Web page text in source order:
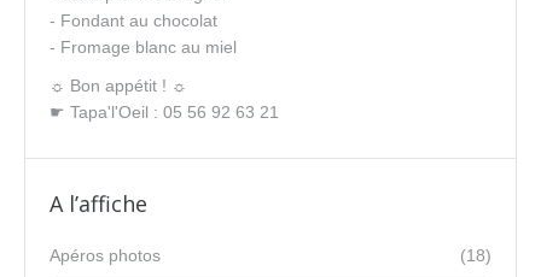
- Fondant au chocolat
- Fromage blanc au miel
☼ Bon appétit ! ☼
☛ Tapa'l'Oeil : 05 56 92 63 21
A l’affiche
(18)
Apéros photos